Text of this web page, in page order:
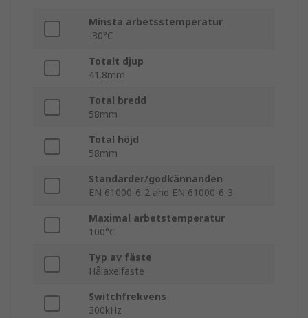
Minsta arbetsstemperatur
-30°C
Totalt djup
41.8mm
Total bredd
58mm
Total höjd
58mm
Standarder/godkännanden
EN 61000-6-2 and EN 61000-6-3
Maximal arbetstemperatur
100°C
Typ av fäste
Hålaxelfäste
Switchfrekvens
300kHz